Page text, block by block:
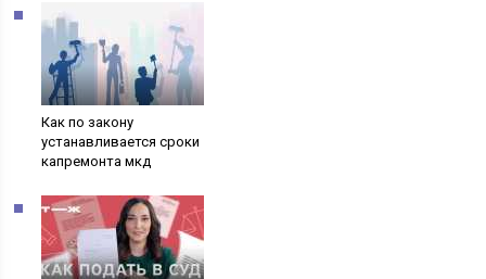
Как по закону
устанавливается сроки
капремонта мкд